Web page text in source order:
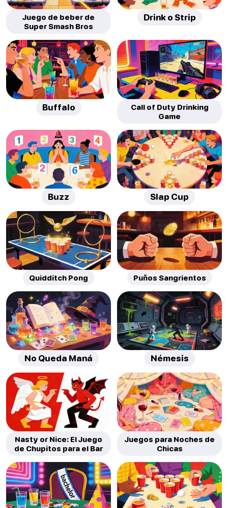
Juego de beber de
Super Smash Bros
Drink o Strip
Buffalo
Call of Duty Drinking
Game
Buzz Slap Cup
Quidditch Pong Puños Sangrientos
No Queda Maná Némesis
Nasty or Nice: El Juego
de Chupitos para el Bar
Juegos para Noches de
Chicas